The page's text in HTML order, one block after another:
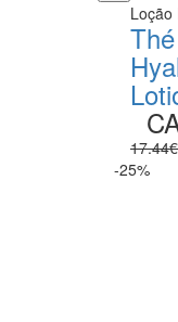
Loção
-25%